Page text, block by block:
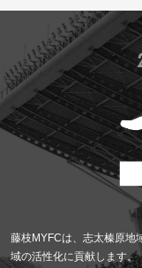
藤枝MYFCは、志太榛原地
域の活性化に貢献します。